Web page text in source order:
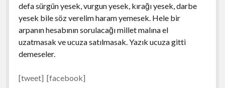
defa sürgün yesek, vurgun yesek, kırağı yesek, darbe
yesek bile söz verelim haram yemesek. Hele bir
arpanın hesabının sorulacağı millet malına el
uzatmasak ve ucuza satılmasak. Yazık ucuza gitti
demeseler.
[tweet] [facebook]